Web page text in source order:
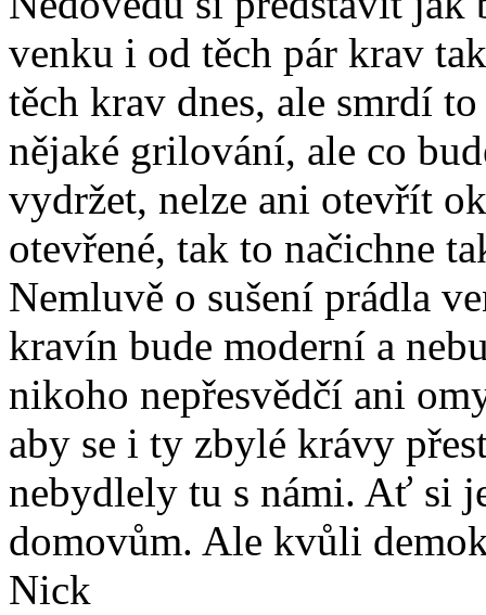
venku i od těch pár krav
těch krav dnes, ale smrdí
nějaké grilování, ale co
vydržet, nelze ani otevřít
otevřené, tak to načichne
Nemluvě o sušení prádla
kravín bude moderní a
nikoho nepřesvědčí ani
aby se i ty zbylé krávy
nebydlely tu s námi. Ať si
domovům. Ale kvůli
Nick